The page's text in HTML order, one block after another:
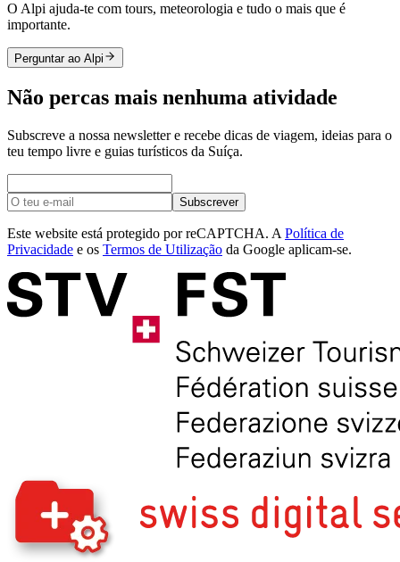
O Alpi ajuda-te com tours, meteorologia e tudo o mais que é
importante.
Perguntar ao Alpi
Não percas mais nenhuma atividade
Subscreve a nossa newsletter e recebe dicas de viagem, ideias para o
teu tempo livre e guias turísticos da Suíça.
Subscrever
Este website está protegido por reCAPTCHA. A Política de
Privacidade e os Termos de Utilização da Google aplicam-se.